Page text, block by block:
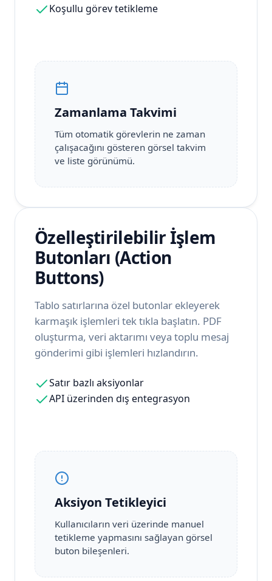
Koşullu görev tetikleme
Zamanlama Takvimi
Tüm otomatik görevlerin ne zaman
çalışacağını gösteren görsel takvim
ve liste görünümü.
Özelleştirilebilir İşlem
Butonları (Action
Buttons)
Tablo satırlarına özel butonlar ekleyerek
karmaşık işlemleri tek tıkla başlatın. PDF
oluşturma, veri aktarımı veya toplu mesaj
gönderimi gibi işlemleri hızlandırın.
Satır bazlı aksiyonlar
API üzerinden dış entegrasyon
Aksiyon Tetikleyici
Kullanıcıların veri üzerinde manuel
tetikleme yapmasını sağlayan görsel
buton bileşenleri.